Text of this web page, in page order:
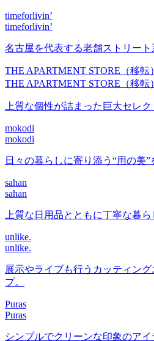
timeforlivin’
timeforlivin’
名古屋を代表する老舗ストリート
THE APARTMENT STORE（移転）
THE APARTMENT STORE（移転）
上質な個性が詰まった巨大セレク
mokodi
mokodi
日々の暮らしに寄り添う“用の美”
sahan
sahan
上質な日用品とともに丁寧な暮ら
unlike.
unlike.
展示やライブも行うカッティン
プ。
Puras
Puras
シンプルでクリーンな印象のアイ